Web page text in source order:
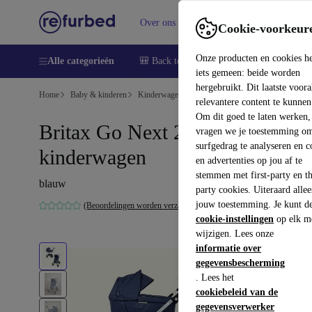
Cookie-
Onze producten en cookies
iets gemeen: beide worden
hergebruikt. Dit laatste
relevantere content te
Om dit goed te laten werken,
vragen we je toestemming
surfgedrag te analyseren en
en advertenties op jou af te
stemmen met first-party en
party cookies. Uiteraard
jouw toestemming. Je kunt
cookie-instellingen op elk
wijzigen. Lees onze
informatie over
gegevensbescherming
. Lees het
cookiebeleid van de
gegevensverwerker
Over ons Verkopen Support
Alle categorieën 🎒 Back to school Smartphones
Home Baby & kinderen Kinderwagens & Buggy's
Britax Go Next 2 combinatie
kinderwagen
blauw
(Beoordelingen worden verzameld)